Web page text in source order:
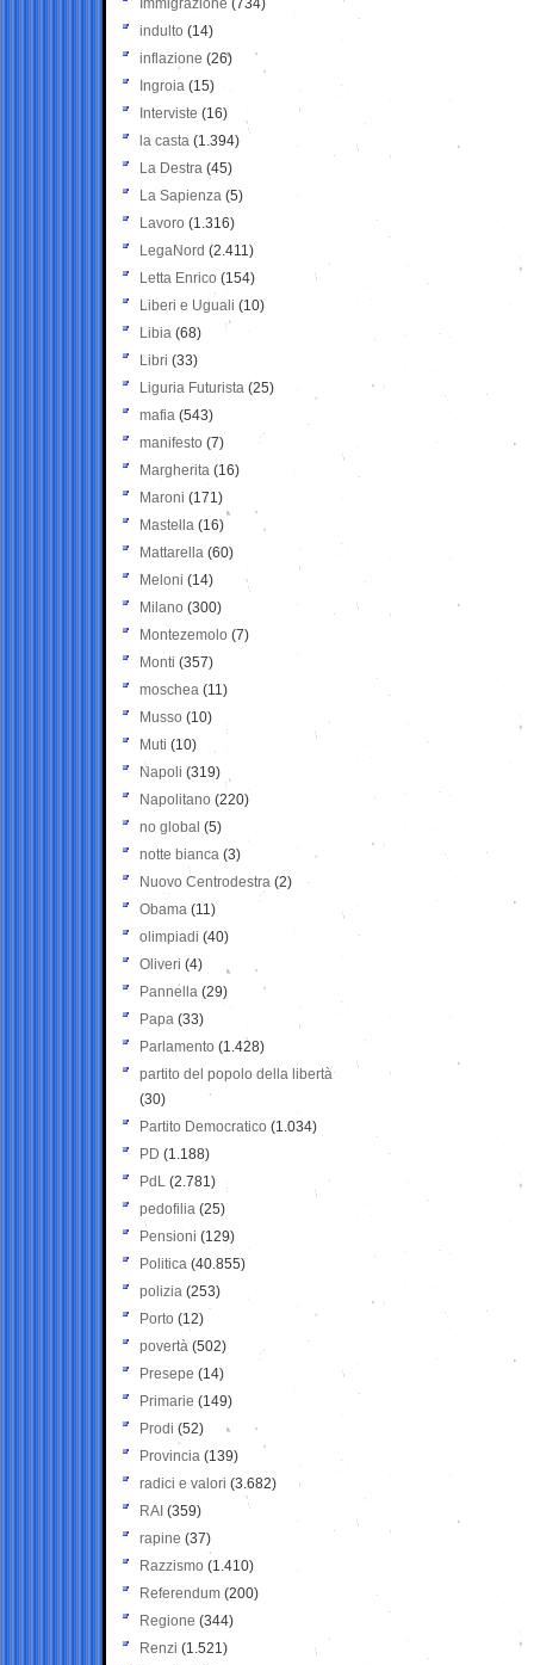
Immigrazione (734)
indulto (14)
inflazione (26)
Ingroia (15)
Interviste (16)
la casta (1.394)
La Destra (45)
La Sapienza (5)
Lavoro (1.316)
LegaNord (2.411)
Letta Enrico (154)
Liberi e Uguali (10)
Libia (68)
Libri (33)
Liguria Futurista (25)
mafia (543)
manifesto (7)
Margherita (16)
Maroni (171)
Mastella (16)
Mattarella (60)
Meloni (14)
Milano (300)
Montezemolo (7)
Monti (357)
moschea (11)
Musso (10)
Muti (10)
Napoli (319)
Napolitano (220)
no global (5)
notte bianca (3)
Nuovo Centrodestra (2)
Obama (11)
olimpiadi (40)
Oliveri (4)
Pannella (29)
Papa (33)
Parlamento (1.428)
partito del popolo della libertà
(30)
Partito Democratico (1.034)
PD (1.188)
PdL (2.781)
pedofilia (25)
Pensioni (129)
Politica (40.855)
polizia (253)
Porto (12)
povertà (502)
Presepe (14)
Primarie (149)
Prodi (52)
Provincia (139)
radici e valori (3.682)
RAI (359)
rapine (37)
Razzismo (1.410)
Referendum (200)
Regione (344)
Renzi (1.521)